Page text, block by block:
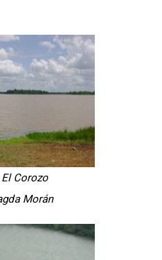
Corozo
Morán